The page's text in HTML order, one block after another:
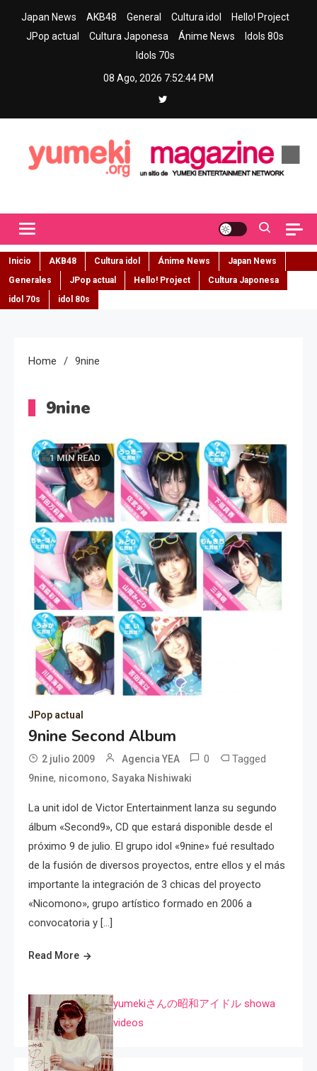
Japan News AKB48 General Cultura idol
Hello! Project
JPop actual
Cultura Japonesa Ánime News
Idols 80s
Idols 70s
08 Ago, 2026 7:52:45 PM
Inicio AKB48 Cultura idol Ánime News
Japan News
Generales
JPop actual Hello! Project
Cultura Japonesa
idol 70s
idol 80s
Home 9nine
9nine
1 MIN READ
JPop actual
9nine Second Album
2 julio 2009 Agencia YEA 0 Tagged
9nine, nicomono,Sayaka Nishiwaki
La unit idol de Victor Entertainment lanza su segundo
álbum «Second9», CD que estará disponible desde el
próximo 9 de julio. El grupo idol «9nine» fué resultado
de la fusión de diversos proyectos, entre ellos y el más
importante la integración de 3 chicas del proyecto
«Nicomono», grupo artístico formado en 2006 a
convocatoria y […]
Read More
yumekiさんの昭和アイドル showa
videos